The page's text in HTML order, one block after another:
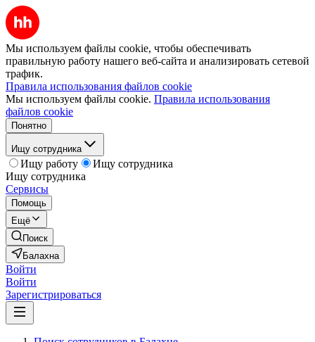
Мы используем файлы cookie, чтобы обеспечивать
правильную работу нашего веб-сайта и анализировать сетевой
трафик.
Правила использования файлов cookie
Мы используем файлы cookie. Правила использования
файлов cookie
Понятно
Ищу сотрудника
Ищу работу
Ищу сотрудника
Ищу сотрудника
Сервисы
Помощь
Ещё
Поиск
Балахна
Войти
Войти
Зарегистрироваться